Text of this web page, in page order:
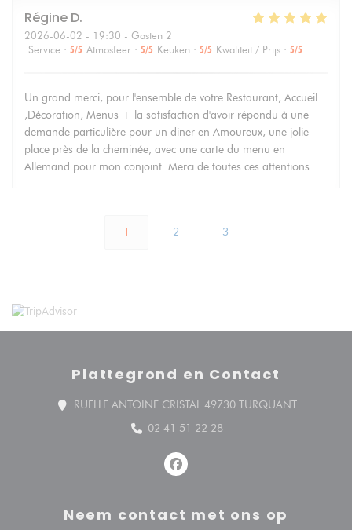
Régine D
2026-06-02 - 19:30 - Gasten 2
Service : 5/5 Atmosfeer : 5/5 Keuken : 5/5 Kwaliteit / Prijs : 5/5
Un grand merci, pour l'ensemble de votre Restaurant, Accueil
,Décoration, Menus + la satisfaction d'avoir répondu à une
demande particulière pour un diner en Amoureux, une jolie
place près de la cheminée, avec une carte du menu en
Allemand pour mon conjoint. Merci de toutes ces attentions.
1 2 3
Plattegrond en Contact
RUELLE ANTOINE CRISTAL 49730 TURQUANT((opent in
02 41 51 22 28
Facebook ((opent in een nieuw
Neem contact met ons op